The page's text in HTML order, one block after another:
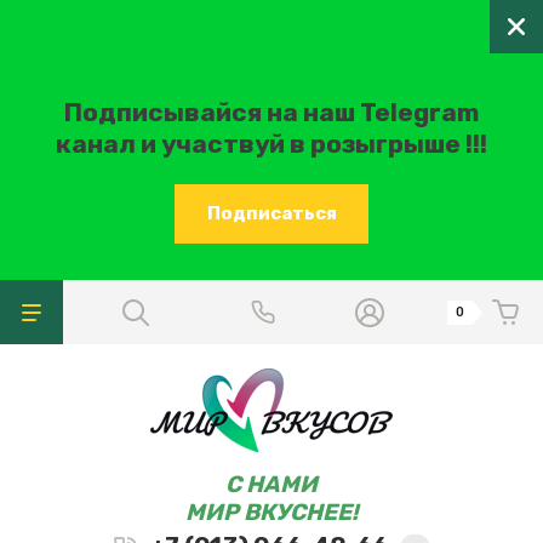
Подписывайся на наш Telegram
канал и участвуй в розыгрыше !!!
Подписаться
C НАМИ
МИР ВКУСНЕЕ!
0